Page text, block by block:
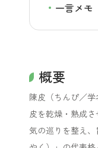
一言メモ
概要
陳皮（ちんぴ／学
皮を乾燥・熟成さ
気の巡りを整え